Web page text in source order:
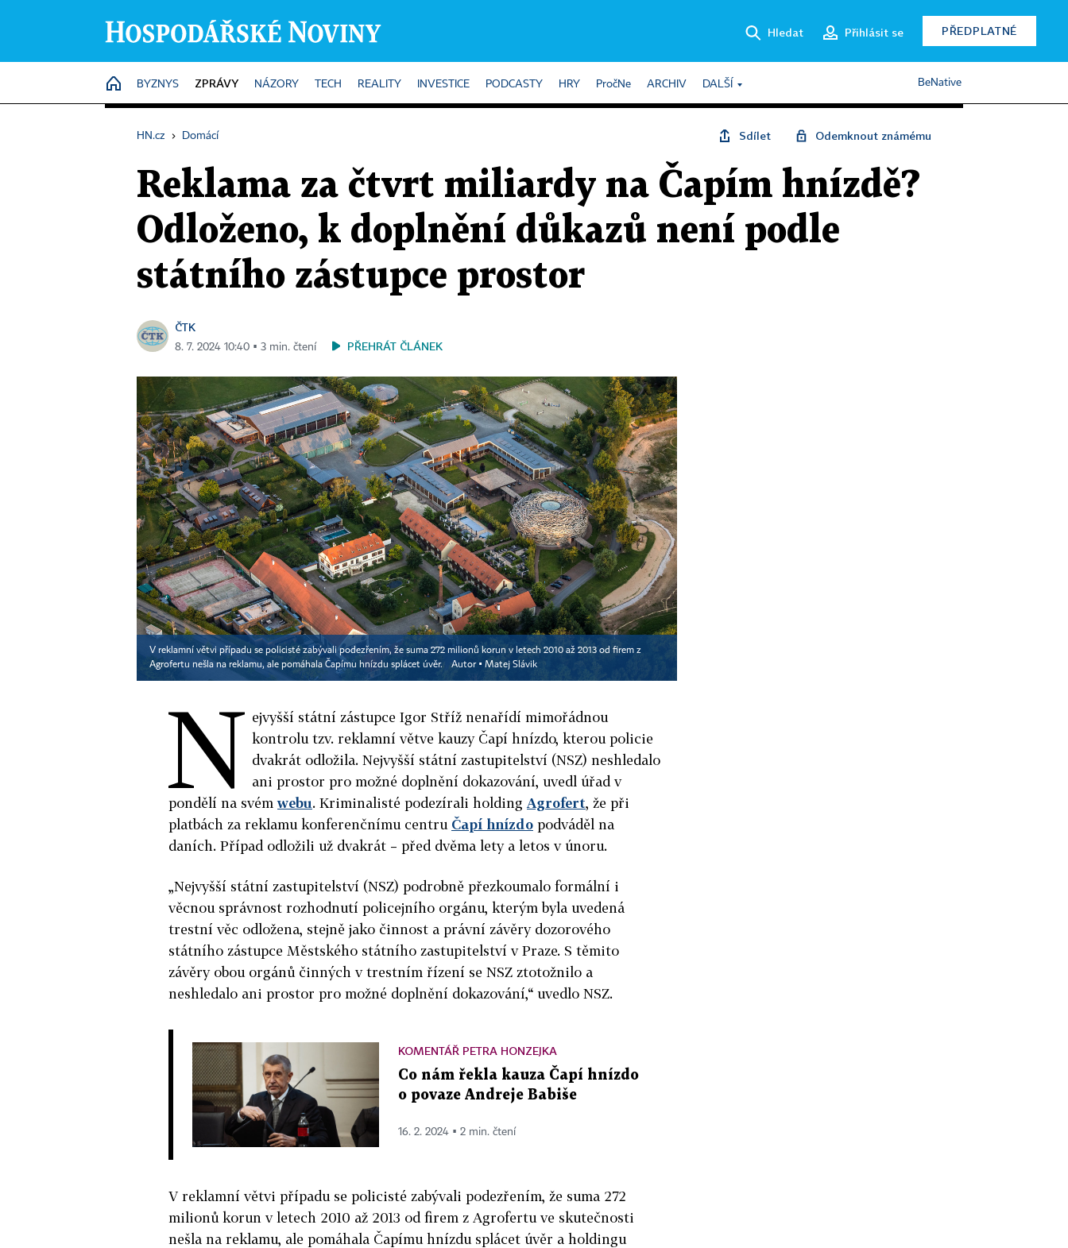
Hledat Přihlásit se PŘEDPLATNÉ
HOME
BYZNYS ZPRÁVY NÁZORY TECH REALITY INVESTICE PODCASTY HRY PročNe ARCHIV DALŠÍ BeNative
HN.cz › Domácí Sdílet Odemknout známému
Reklama za čtvrt miliardy na Čapím hnízdě?
Odloženo, k doplnění důkazů není podle
státního zástupce prostor
ČTK
8. 7. 2024 10:40 ▪ 3 min. čtení PŘEHRÁT ČLÁNEK
V reklamní větvi případu se policisté zabývali podezřením, že suma 272 milionů korun v letech 2010 až 2013 od firem z
Agrofertu nešla na reklamu, ale pomáhala Čapímu hnízdu splácet úvěr.
Autor ▪ Matej Slávik
N ejvyšší státní zástupce Igor Stříž nenařídí mimořádnou
kontrolu tzv. reklamní větve kauzy Čapí hnízdo, kterou policie
dvakrát odložila. Nejvyšší státní zastupitelství (NSZ) neshledalo
ani prostor pro možné doplnění dokazování, uvedl úřad v
pondělí na svémwebu. Kriminalisté podezírali holding Agrofert, že při
platbách za reklamu konferenčnímu centru Čapí hnízdo podváděl na
daních. Případ odložili už dvakrát – před dvěma lety a letos v únoru.
„Nejvyšší státní zastupitelství (NSZ) podrobně přezkoumalo formální i
věcnou správnost rozhodnutí policejního orgánu, kterým byla uvedená
trestní věc odložena, stejně jako činnost a právní závěry dozorového
státního zástupce Městského státního zastupitelství v Praze. S těmito
závěry obou orgánů činných v trestním řízení se NSZ ztotožnilo a
neshledalo ani prostor pro možné doplnění dokazování,“ uvedlo NSZ.
KOMENTÁŘ PETRA HONZEJKA
Co nám řekla kauza Čapí hnízdo
o povaze Andreje Babiše
16. 2. 2024 ▪ 2 min. čtení
V reklamní větvi případu se policisté zabývali podezřením, že suma 272
milionů korun v letech 2010 až 2013 od firem z Agrofertu ve skutečnosti
nešla na reklamu, ale pomáhala Čapímu hnízdu splácet úvěr a holdingu